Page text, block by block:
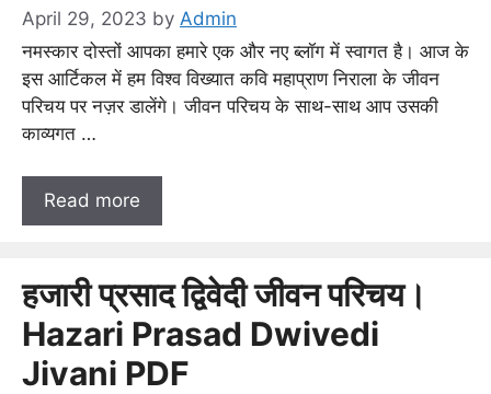
April 29, 2023 by Admin
नमस्कार दोस्तों आपका हमारे एक और नए ब्लॉग में स्वागत है। आज के
इस आर्टिकल में हम विश्व विख्यात कवि महाप्राण निराला के जीवन
परिचय पर नज़र डालेंगे। जीवन परिचय के साथ-साथ आप उसकी
काव्यगत …
Read more
हजारी प्रसाद द्विवेदी जीवन परिचय।
Hazari Prasad Dwivedi
Jivani PDF